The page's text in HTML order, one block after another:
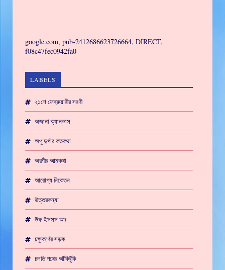
google.com, pub-2412686623726664, DIRECT,
f08c47fec0942fa0
LABELS
২১শে ফেব্রুয়ারীর সরণী
অজানা ক্যানভাস
অপু দুর্গার কতকথা
অরণীর আত্মকথা
আরোগ্য নিকেতন
উত্তরকন্যা
উফ ইসসস আঃ
চক্ষুকর্ণের সড়ক
চলতি পথের আঁকিবুঁকি